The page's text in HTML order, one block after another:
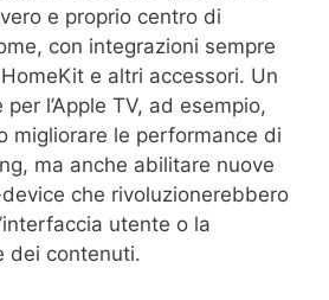
e proprio centro di
con integrazioni sempre
e altri accessori. Un
l’Apple TV, ad esempio,
migliorare le performance di
ma anche abilitare nuove
che rivoluzionerebbero
utente o la
dei contenuti.